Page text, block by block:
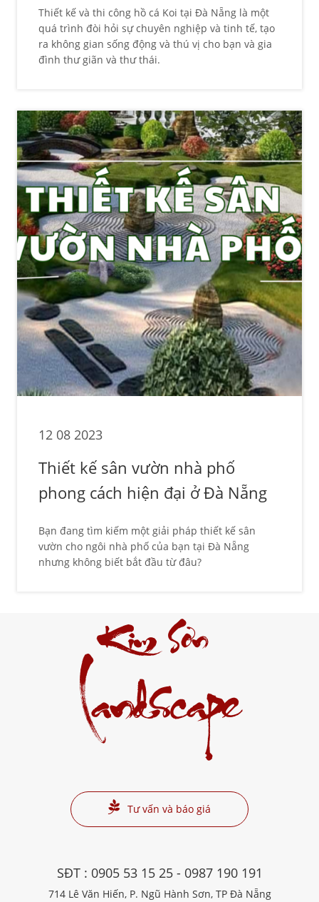
Thiết kế và thi công hồ cá Koi tại Đà Nẵng là một
quá trình đòi hỏi sự chuyên nghiệp và tinh tế, tạo
ra không gian sống động và thú vị cho bạn và gia
đình thư giãn và thư thái.
12 08 2023
Thiết kế sân vườn nhà phố
phong cách hiện đại ở Đà Nẵng
Bạn đang tìm kiếm một giải pháp thiết kế sân
vườn cho ngôi nhà phố của bạn tại Đà Nẵng
nhưng không biết bắt đầu từ đâu?
Kim Sơn
Landscape
Tư vấn và báo giá
SĐT : 0905 53 15 25- 0987 190 191
714 Lê Văn Hiến, P. Ngũ Hành Sơn, TP Đà Nẵng